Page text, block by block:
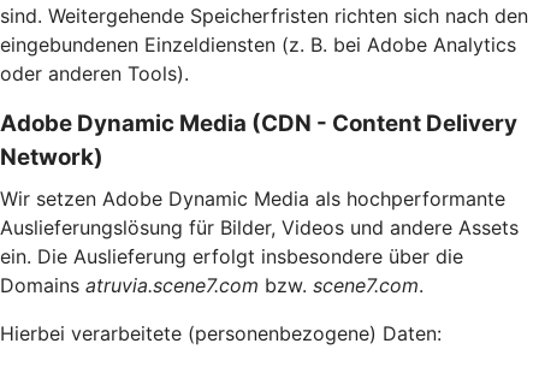
sind. Weitergehende Speicherfristen richten sich nach den
eingebundenen Einzeldiensten (z. B. bei Adobe Analytics
oder anderen Tools).
Adobe Dynamic Media (CDN - Content Delivery
Network)
Wir setzen Adobe Dynamic Media als hochperformante
Auslieferungslösung für Bilder, Videos und andere Assets
ein. Die Auslieferung erfolgt insbesondere über die
Domains atruvia.scene7.com bzw. scene7.com.
Hierbei verarbeitete (personenbezogene) Daten: